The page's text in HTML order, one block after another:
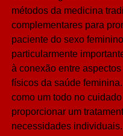
métodos da medicina
complementares para
paciente do sexo
particularmente
à conexão entre
físicos da saúde
como um todo no
proporcionar um
necessidades individuais.